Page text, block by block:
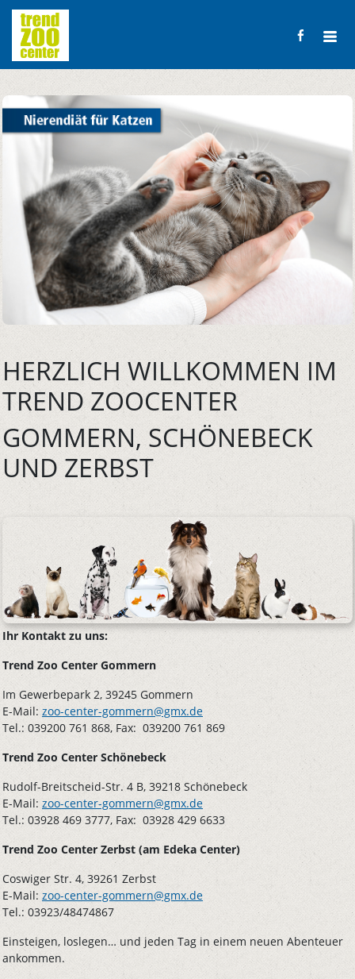
HERZLICH WILLKOMMEN IM
TREND ZOOCENTER
GOMMERN, SCHÖNEBECK
UND ZERBST
Ihr Kontakt zu uns:
Trend Zoo Center Gommern
Im Gewerbepark 2, 39245 Gommern
E-Mail: zoo-center-gommern@gmx.de
Tel.: 039200 761 868, Fax: 039200 761 869
Trend Zoo Center Schönebeck
Rudolf-Breitscheid-Str. 4 B, 39218 Schönebeck
E-Mail: zoo-center-gommern@gmx.de
Tel.: 03928 469 3777, Fax: 03928 429 6633
Trend Zoo Center Zerbst (am Edeka Center)
Coswiger Str. 4, 39261 Zerbst
E-Mail: zoo-center-gommern@gmx.de
Tel.: 03923/48474867
Einsteigen, loslegen… und jeden Tag in einem neuen Abenteuer
ankommen.